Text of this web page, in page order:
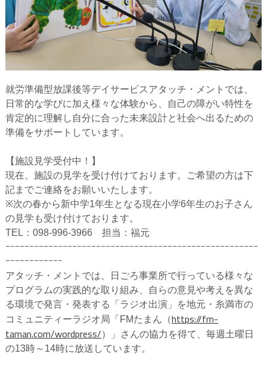
就労準備型放課後等デイサービスアタッチ・メントでは、
日常的な学びに加え様々な体験から、自己の障がい特性を
肯定的に理解し自分に合った未来設計と社会へ出るための
準備をサポートしています。
【施設見学受付中！】
現在、施設の見学を受け付けております。ご希望の方は下
記までご連絡をお願いいたします。
※次の春から新中学1年生となる現在小学6年生のお子さん
の見学も受け付けております。
TEL：098-996-3966 担当：福元
ｰｰｰｰｰｰｰｰｰｰｰｰｰｰｰｰｰｰｰｰｰｰｰｰｰｰｰｰｰｰｰｰｰｰｰｰｰｰｰｰｰｰｰｰｰｰｰｰｰｰｰｰｰ
ｰｰｰｰｰｰｰｰｰｰｰｰ
アタッチ・メントでは、日ごろ事業所で行っている様々な
プログラムの実践的な取り組み、自らの意見や考えを異な
る環境で発言・発表する「ラジオ出演」を地元・糸満市の
コミュニティーラジオ局「FMたまん（https://fm-
taman.com/wordpress/）」さんの協力を得て、毎週土曜日
の13時～14時に放送しています。